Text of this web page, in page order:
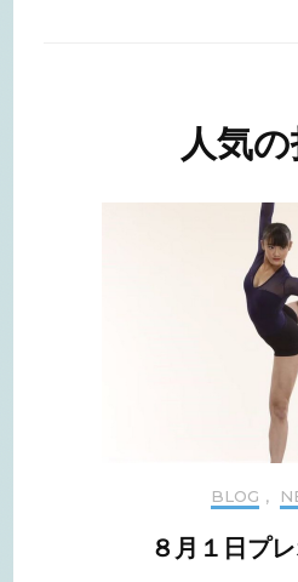
人気
BLOG ,
８月１日プ